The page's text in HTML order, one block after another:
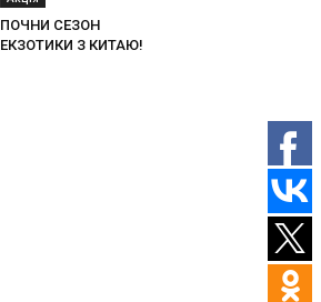
ПОЧНИ СЕЗОН
ЕКЗОТИКИ З КИТАЮ!